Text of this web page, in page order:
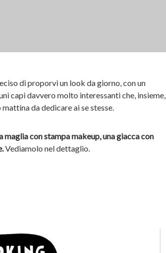
di proporvi un look da giorno, con un
capi davvero molto interessanti che, insieme,
da dedicare ai se stesse.
maglia con stampa makeup, una giacca con
Vediamolo nel dettaglio.